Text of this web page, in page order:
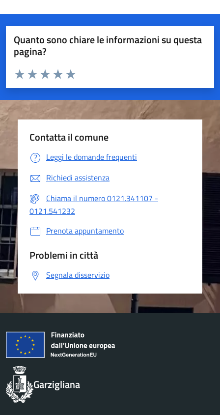
Quanto sono chiare le informazioni su questa
pagina?
Valuta da 1 a 5 stelle la pagina
Valuta 5 stelle su 5
Valuta 4 stelle su 5
Valuta 3 stelle su 5
Valuta 2 stelle su 5
Valuta 1 stelle su 5
Contatta il comune
Leggi le domande frequenti
Richiedi assistenza
Chiama il numero 0121.341107 -
0121.541232
Prenota appuntamento
Problemi in città
Segnala disservizio
Garzigliana